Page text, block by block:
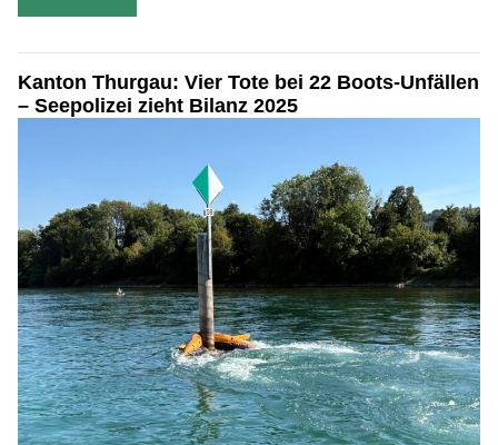
Kanton Thurgau: Vier Tote bei 22 Boots-Unfällen
– Seepolizei zieht Bilanz 2025